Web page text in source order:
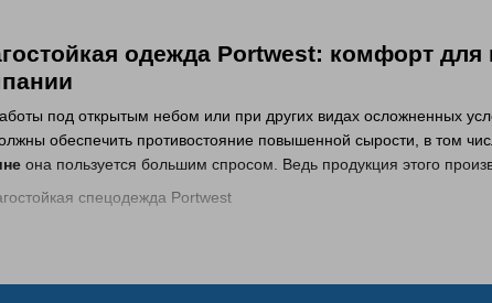
одежда Portwest: комфорт
под открытым небом или при других видах осложненных
обеспечить противостояние повышенной сырости, в том
она пользуется большим спросом. Ведь продукция этого